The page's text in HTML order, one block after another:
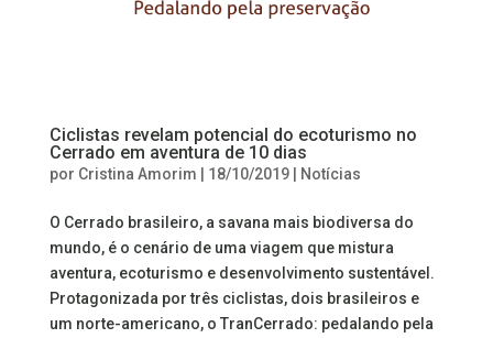
Ciclistas revelam potencial do ecoturismo no
Cerrado em aventura de 10 dias
por Cristina Amorim 18/10/2019| Notícias
O Cerrado brasileiro, a savana mais biodiversa do
mundo, é o cenário de uma viagem que mistura
aventura, ecoturismo e desenvolvimento sustentável.
Protagonizada por três ciclistas, dois brasileiros e
um norte-americano, o TranCerrado: pedalando pela